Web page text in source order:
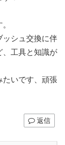
ッシュ交換に伴
、工具と知識が
たいです、頑張
返信